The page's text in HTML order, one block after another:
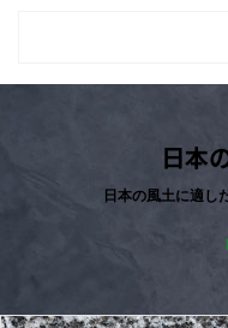
日本
日本の風土に適し